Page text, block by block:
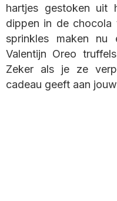
hartjes gestoken uit
dippen in de chocola
sprinkles maken nu
Valentijn Oreo
Zeker als je ze
cadeau geeft aan